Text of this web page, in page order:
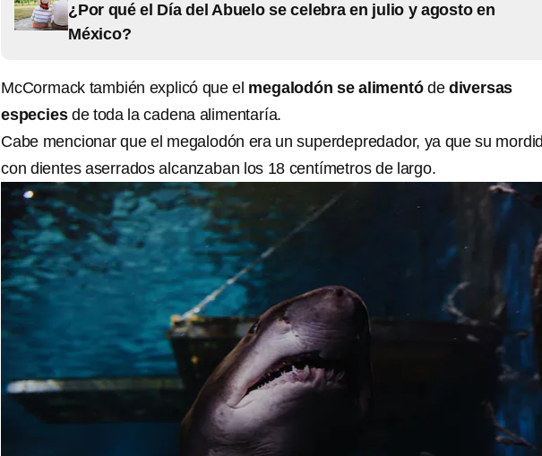
¿Por qué el Día del Abuelo se celebra en julio y agosto en
México?
McCormack también explicó que el megalodón se alimentóde diversas
especiesde toda la cadena alimentaría.
Cabe mencionar que el megalodón era un superdepredador, ya que su
con dientes aserrados alcanzaban los 18 centímetros de largo.